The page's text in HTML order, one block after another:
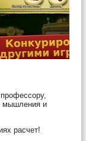
мышления и
расчет!